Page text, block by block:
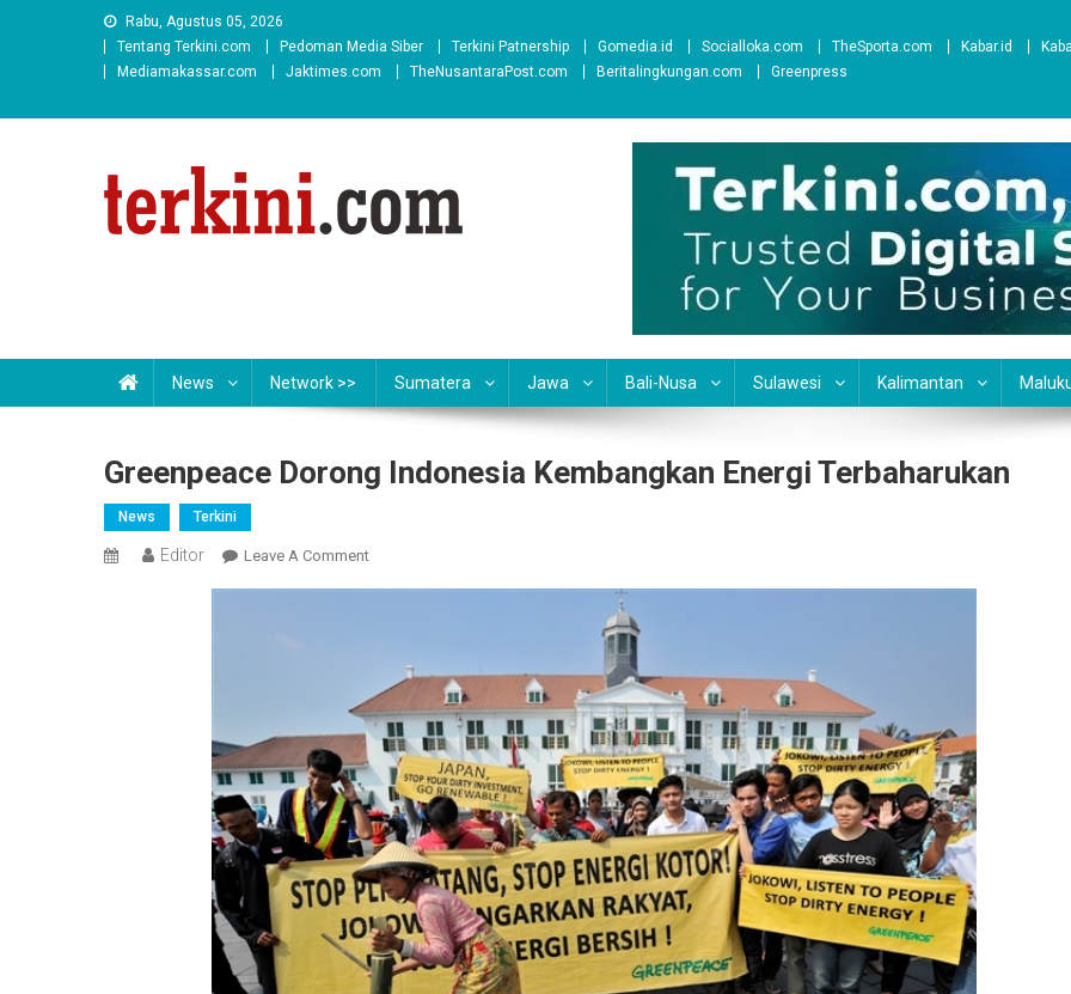
Rabu, Agustus 05, 2026
Tentang Terkini.com
Pedoman Media Siber Terkini Patnership Gomedia.id Socialloka.com TheSporta.com Kabar.id
Mediamakassar.com
Jaktimes.com TheNusantaraPost.com Beritalingkungan.com Greenpress
News Network >> Sumatera Jawa Bali-Nusa Sulawesi Kalimantan
Greenpeace Dorong Indonesia Kembangkan Energi Terbaharukan
News Terkini
Editor Leave A CommentOn
Kembangkan
Energi
Terbaharukan